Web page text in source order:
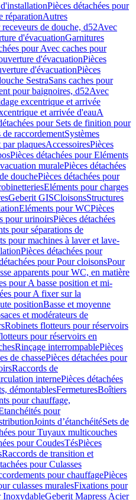
Pièces détachées pour
réparationAutres
de douche, d52Avec
d'évacuationGarnitures
pour Avec caches pour
d'évacuationPièces
d'évacuationPièces
SestraSans caches pour
pour baignoires, d52Avec
excentrique et arrivée
et arrivée d'eauA
pour Sets de finition pour
de raccordementSystèmes
plaquesAccessoiresPièces
Pièces détachées pour Eléments
muralePièces détachées
douchePièces détachées pour
Eléments pour charges
Geberit GISCloisonsStructures
Eléments pour WCPièces
pour urinoirsPièces détachées
pour séparations de
pour machines à laver et lave-
Pièces détachées pour
pour Pour cloisonsPour
apparents pour WC, en matière
pour A basse position et mi-
pour A fixer sur la
positionBasse et moyenne
et modérateurs de
Robinets flotteurs pour réservoirs
pour réservoirs en
Rinçage interrompablePièces
de chassePièces détachées pour
Raccords de
internePièces détachées
démontablesFermeturesBoîtiers
pour chauffage,
pour
Joints d’étanchéitéSets de
pour Tuyaux multicouches
pour CoudesTésPièces
Raccords de transition et
pour Culasses
pour chauffagePièces
culasses muralesFixations pour
InoxydableGeberit Mapress Acier